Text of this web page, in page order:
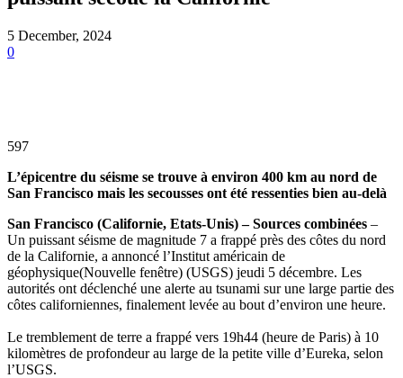
5 December, 2024
0
597
L’épicentre du séisme se trouve à environ 400 km au nord de
San Francisco mais les secousses ont été ressenties bien au-delà
San Francisco (Californie, Etats-Unis) – Sources combinées –
Un puissant séisme de magnitude 7 a frappé près des côtes du nord
de la Californie, a annoncé l’Institut américain de
géophysique(Nouvelle fenêtre) (USGS) jeudi 5 décembre. Les
autorités ont déclenché une alerte au tsunami sur une large partie des
côtes californiennes, finalement levée au bout d’environ une heure.
Le tremblement de terre a frappé vers 19h44 (heure de Paris) à 10
kilomètres de profondeur au large de la petite ville d’Eureka, selon
l’USGS.